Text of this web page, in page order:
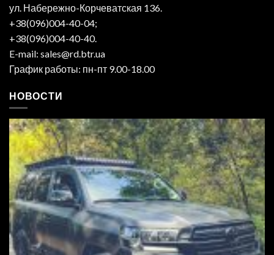
ул. Набережно-Корчеватская 136.
+38(096)004-40-04;
+38(096)004-40-40.
E-mail: sales@rd.btr.ua
График работы: пн-пт 9.00-18.00
НОВОСТИ